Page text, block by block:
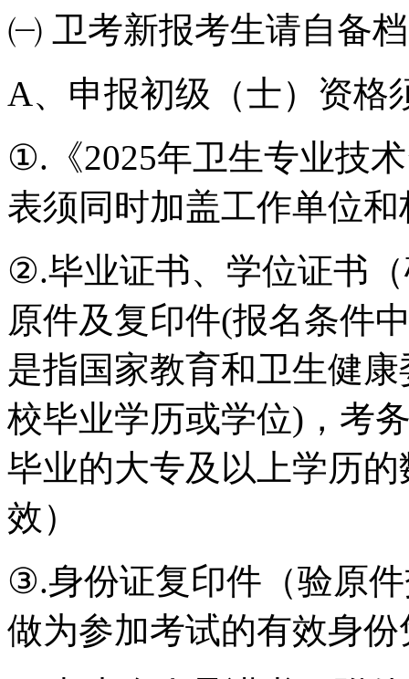
㈠ 卫考新报考生请自备
A、申报初级（士）资格
①.《2025年卫生专业技
表须同时加盖工作单位
②.毕业证书、学位证书
原件及复印件(报名条件
是指国家教育和卫生健
校毕业学历或学位)，考
毕业的大专及以上学历
效）
③.身份证复印件（验原
做为参加考试的有效身份